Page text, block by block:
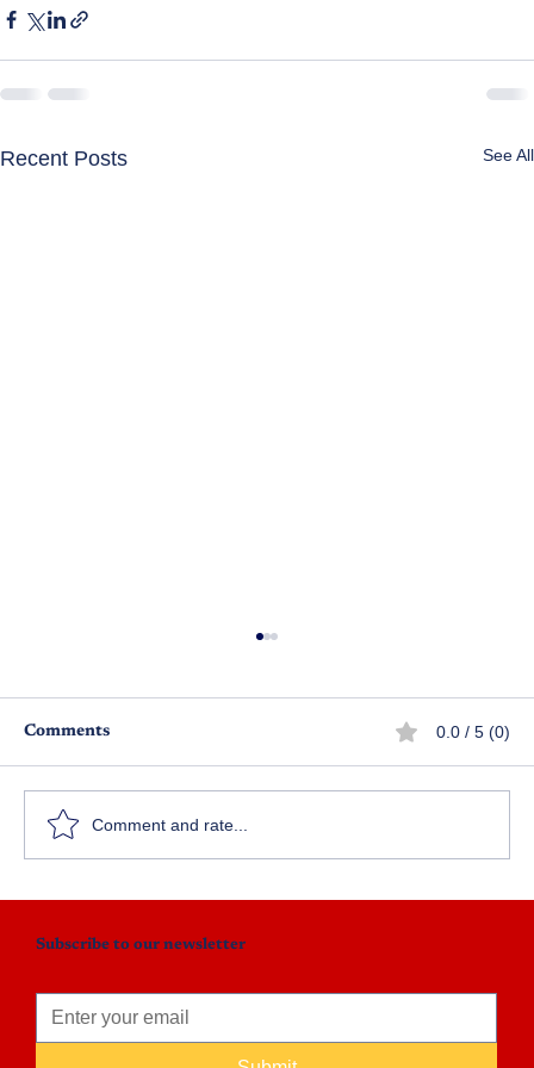
Recent Posts See All
ఒకరికి ఒకరై ఇద్దరు ఒక్కరై!
Comments 0.0 / 5 (0)
Comment and rate...
Subscribe to our newsletter